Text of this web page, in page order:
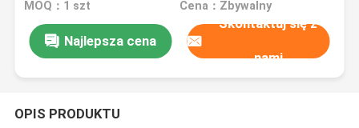
MOQ：1 szt Cena：Zbywalny
Najlepsza cena
Skontaktuj się z
nami
OPIS PRODUKTU